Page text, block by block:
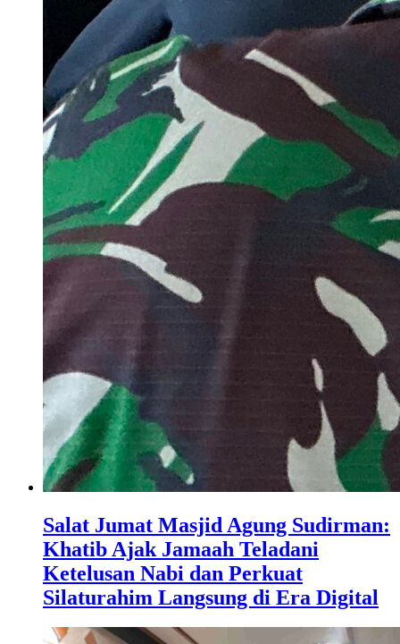
Salat Jumat Masjid Agung Sudirman:
Khatib Ajak Jamaah Teladani
Ketelusan Nabi dan Perkuat
Silaturahim Langsung di Era Digital